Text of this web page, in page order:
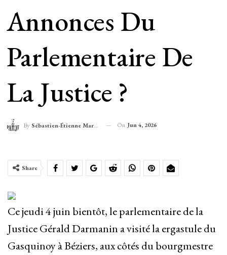
Annonces Du
Parlementaire De
La Justice ?
By Sébastien-Étienne Marechal On Jun 4, 2026
Share
Ce jeudi 4 juin bientôt, le parlementaire de la
Justice Gérald Darmanin a visité la ergastule du
Gasquinoy à Béziers, aux côtés du bourgmestre